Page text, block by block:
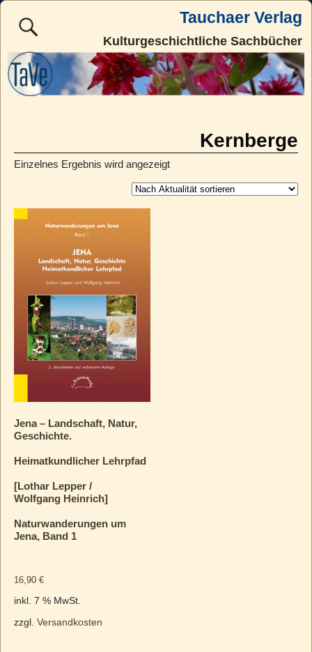
Tauchaer Verlag
Kulturgeschichtliche Sachbücher
Kernberge
Einzelnes Ergebnis wird angezeigt
Jena – Landschaft, Natur,
Geschichte.
Heimatkundlicher Lehrpfad
[Lothar Lepper /
Wolfgang Heinrich]
Naturwanderungen um
Jena, Band 1
16,90 €
inkl. 7 % MwSt.
zzgl. Versandkosten